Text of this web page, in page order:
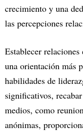
crecimiento y una
las percepciones
Establecer
una orientación más
habilidades de
significativos,
medios, como
anónimas,